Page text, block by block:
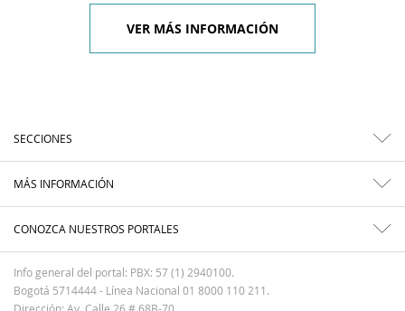
VER MÁS INFORMACIÓN
SECCIONES
MÁS INFORMACIÓN
CONOZCA NUESTROS PORTALES
Info general del portal: PBX: 57 (1) 2940100.
Bogotá 5714444 - Línea Nacional 01 8000 110 211.